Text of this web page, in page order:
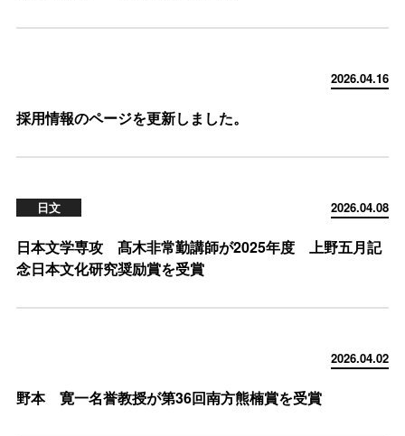
2026.04.16
採用情報のページを更新しました。
2026.04.08
日文
日本文学専攻 髙木非常勤講師が2025年度 上野五月記
念日本文化研究奨励賞を受賞
2026.04.02
野本 寛一名誉教授が第36回南方熊楠賞を受賞